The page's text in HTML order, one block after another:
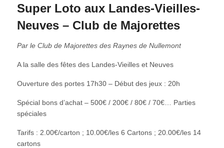
Super Loto aux Landes-Vieilles-
Neuves – Club de Majorettes
Par le Club de Majorettes des Raynes de Nullemont
A la salle des fêtes des Landes-Vieilles et Neuves
Ouverture des portes 17h30 – Début des jeux : 20h
Spécial bons d’achat – 500€ / 200€ / 80€ / 70€… Parties
spéciales
Tarifs : 2.00€/carton ; 10.00€/les 6 Cartons ; 20.00€/les 14
cartons